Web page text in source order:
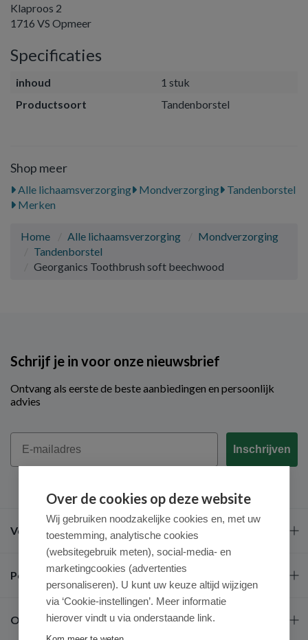
Klaproos 2
1716 VS Opmeer
Specificaties
inhoud
1 stuk
Productsoort
Tandenborstel
Shop meer
Alle lichaamsverzorging Mondverzorging
Tandenborstel
Merken
Home Alle lichaamsverzorging
Mondverzorging
Tandenborstel
Georganics Toothbrush soft beechwood
Schrijf je in voor onze nieuwsbrief
Ontvang als eerste de beste aanbiedingen en persoonlijk
advies
Email
Inschrijven
Veel gestelde vragen
Populaire merken
Over ons
Over de cookies op deze website
Wij gebruiken noodzakelijke cookies en, met uw
toestemming, analytische cookies
(websitegebruik meten), social-media- en
marketingcookies (advertenties
personaliseren). U kunt uw keuze altijd wijzigen
via ‘Cookie-instellingen’. Meer informatie
hierover vindt u via onderstaande link.